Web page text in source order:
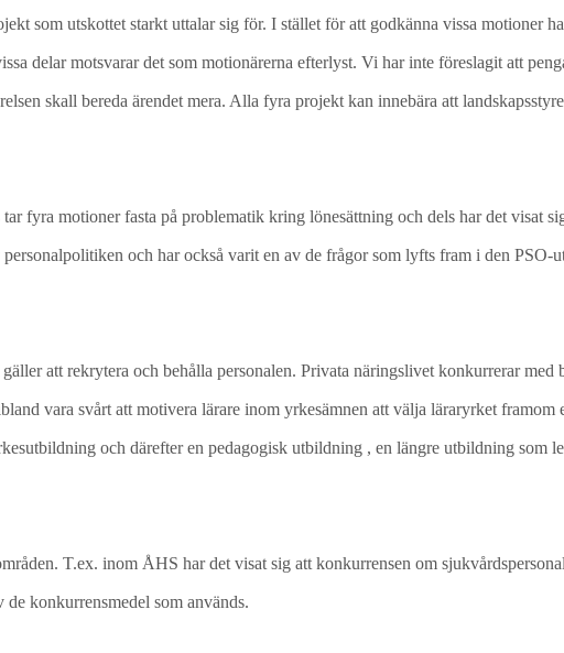
som utskottet starkt uttalar sig för. I stället för att godkänna vissa motioner
delar motsvarar det som motionärerna efterlyst. Vi har inte föreslagit att
skall bereda ärendet mera. Alla fyra projekt kan innebära att
fyra motioner fasta på problematik kring lönesättning och dels har det visat
och har också varit en av de frågor som lyfts fram i den PSO-
att rekrytera och behålla personalen. Privata näringslivet konkurrerar med
vara svårt att motivera lärare inom yrkesämnen att välja läraryrket framom
och därefter en pedagogisk utbildning , en längre utbildning som
T.ex. inom ÅHS har det visat sig att konkurrensen om
konkurrensmedel som används.